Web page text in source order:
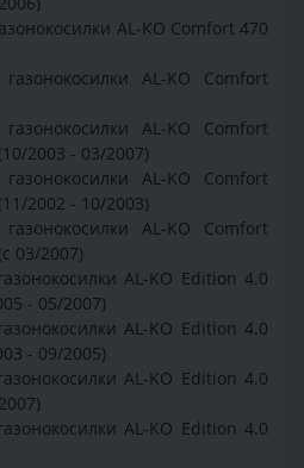
AL-KO Comfort 470
AL-KO Comfort
AL-KO Comfort
2003 - 03/2007)
AL-KO Comfort
2002 - 10/2003)
AL-KO Comfort
03/2007)
AL-KO Edition 4.0
- 05/2007)
AL-KO Edition 4.0
- 09/2005)
AL-KO Edition 4.0
AL-KO Edition 4.0